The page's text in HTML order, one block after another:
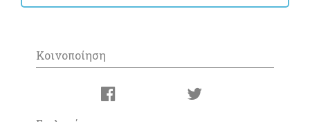
Κοινοποίηση